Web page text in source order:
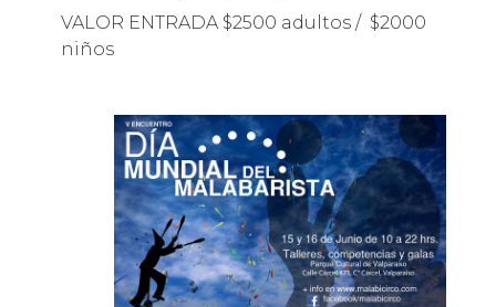
VALOR ENTRADA $2500 adultos / $2000
niños